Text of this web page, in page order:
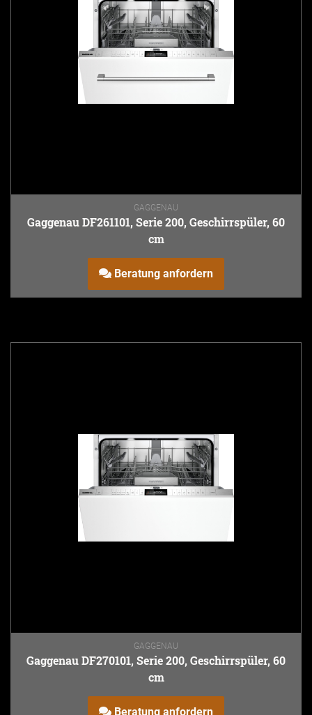
GAGGENAU
Gaggenau DF261101, Serie 200, Geschirrspüler, 60
cm
Beratung anfordern
GAGGENAU
Gaggenau DF270101, Serie 200, Geschirrspüler, 60
cm
Beratung anfordern